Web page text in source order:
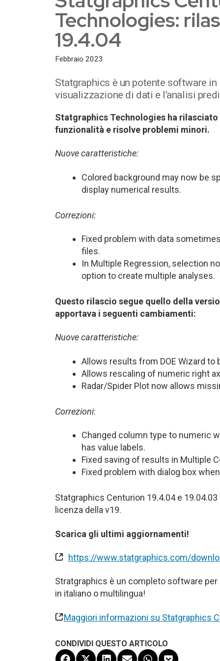
Technologies:
19.4.04
Febbraio 2023
Statgraphics è un potente software
visualizzazione di dati e l’analisi
Statgraphics Technologies ha rilasciato
funzionalità e risolve problemi minori.
Nuove caratteristiche:
Colored background may now be
display numerical results.
Correzioni:
Fixed problem with data
files.
In Multiple Regression, selection
option to create multiple analyses.
Questo rilascio segue quello della
apportava i seguenti cambiamenti:
Nuove caratteristiche:
Allows results from DOE Wizard to
Allows rescaling of numeric right
Radar/Spider Plot now allows
Correzioni:
Changed column type to numeric
has value labels.
Fixed saving of results in Multiple
Fixed problem with dialog box
Statgraphics Centurion 19.4.04 e
licenza della v19.
Scarica gli ultimi aggiornamenti!
https://www.statgraphics.com/
Stratgraphics è un completo software per
in italiano o multilingua!
Maggiori informazioni su Statgraphics
CONDIVIDI QUESTO ARTICOLO